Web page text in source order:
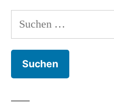
Suchen
nach: